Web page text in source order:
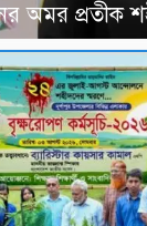
অমর প্রতীক